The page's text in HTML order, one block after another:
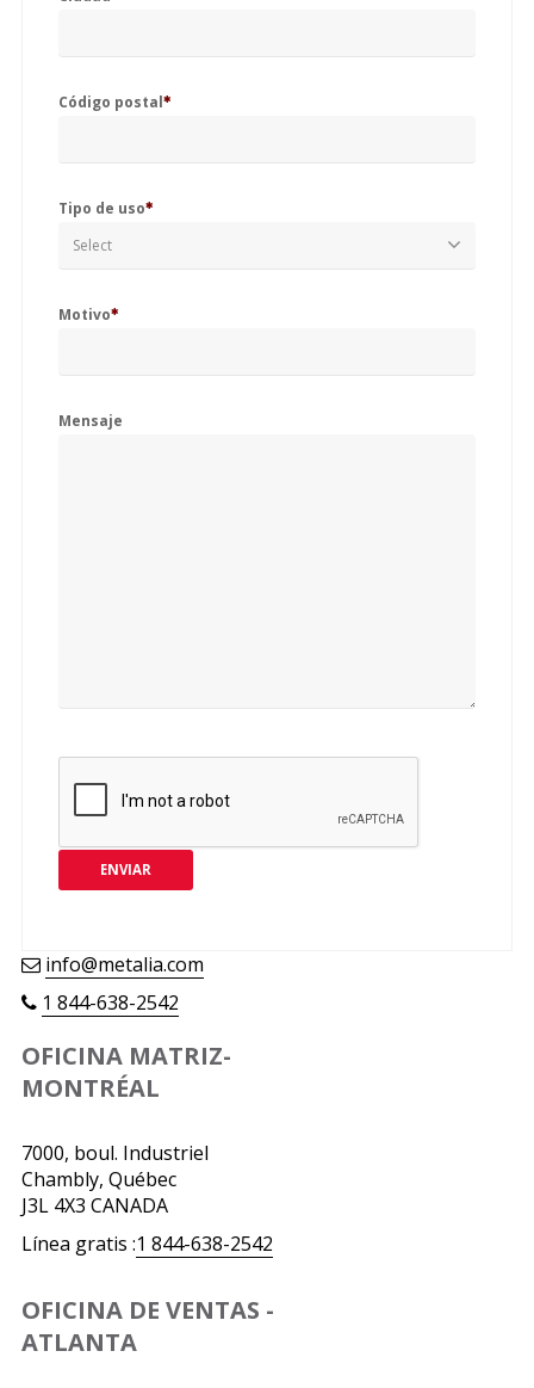
Código postal
Tipo de uso
Select
Motivo
Mensaje
ENVIAR
info@metalia.com
1 844-638-2542
OFICINA MATRIZ-
MONTRÉAL
7000, boul. Industriel
Chambly, Québec
J3L 4X3 CANADA
Línea gratis :1 844-638-2542
OFICINA DE VENTAS -
ATLANTA